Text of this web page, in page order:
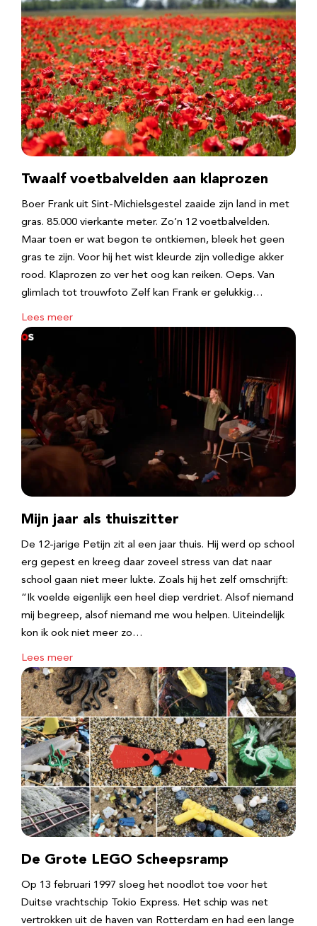
Twaalf voetbalvelden aan klaprozen
Boer Frank uit Sint-Michielsgestel zaaide zijn land in met
gras. 85.000 vierkante meter. Zo’n 12 voetbalvelden.
Maar toen er wat begon te ontkiemen, bleek het geen
gras te zijn. Voor hij het wist kleurde zijn volledige akker
rood. Klaprozen zo ver het oog kan reiken. Oeps. Van
glimlach tot trouwfoto Zelf kan Frank er gelukkig…
Lees meer
Mijn jaar als thuiszitter
De 12-jarige Petijn zit al een jaar thuis. Hij werd op school
erg gepest en kreeg daar zoveel stress van dat naar
school gaan niet meer lukte. Zoals hij het zelf omschrijft:
“Ik voelde eigenlijk een heel diep verdriet. Alsof niemand
mij begreep, alsof niemand me wou helpen. Uiteindelijk
kon ik ook niet meer zo…
Lees meer
De Grote LEGO Scheepsramp
Op 13 februari 1997 sloeg het noodlot toe voor het
Duitse vrachtschip Tokio Express. Het schip was net
vertrokken uit de haven van Rotterdam en had een lange